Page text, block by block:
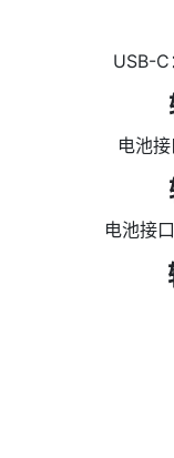
USB-
电池
电池接